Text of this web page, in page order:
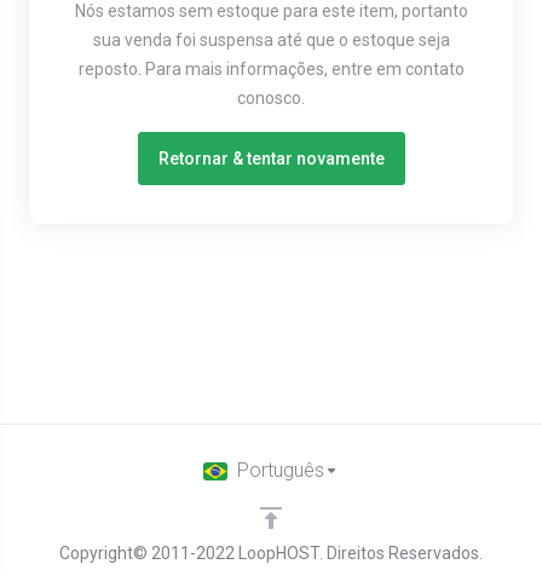
Nós estamos sem estoque para este item, portanto
sua venda foi suspensa até que o estoque seja
reposto. Para mais informações, entre em contato
conosco.
Retornar & tentar novamente
Copyright© 2011-2022 LoopHOST. Direitos Reservados.
Português